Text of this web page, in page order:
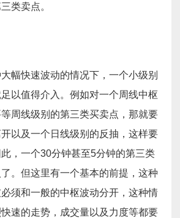
类卖点。
幅快速波动的情况下，一个小级别
以值得介入。例如对一个周线中枢
周线级别的第三类买卖点，那就要
以及一个日线级别的反抽，这样要
，一个30分钟甚至5分钟的第三类
。但这里有一个基本的前提，这种
须和一般的中枢波动分开，这种情
速的走势，成交量以及力度等都要